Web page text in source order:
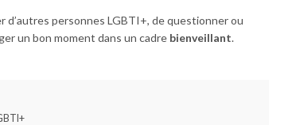
personnes LGBTI+, de questionner ou
un bon moment dans un cadre bienveillant.